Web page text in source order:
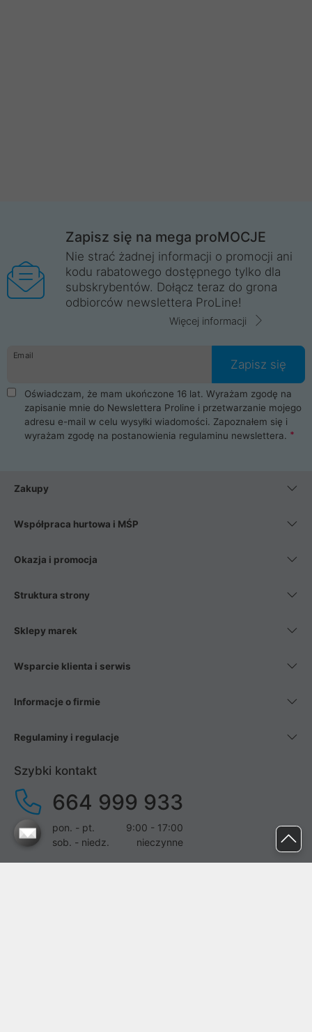
Zapisz się na mega proMOCJE
Nie strać żadnej informacji o promocji ani
kodu rabatowego dostępnego tylko dla
subskrybentów. Dołącz teraz do grona
odbiorców newslettera ProLine!
Więcej informacji
Email
Zapisz się
Oświadczam, że mam ukończone 16 lat. Wyrażam zgodę na
zapisanie mnie do Newslettera Proline i przetwarzanie mojego
adresu e-mail w celu wysyłki wiadomości. Zapoznałem się i
wyrażam zgodę na postanowienia regulaminu newslettera.
Zakupy
Współpraca hurtowa i MŚP
Okazja i promocja
Struktura strony
Sklepy marek
Wsparcie klienta i serwis
Informacje o firmie
Regulaminy i regulacje
Szybki kontakt
664 999 933
pon. - pt.
9:00 - 17:00
sob. - niedz.
nieczynne